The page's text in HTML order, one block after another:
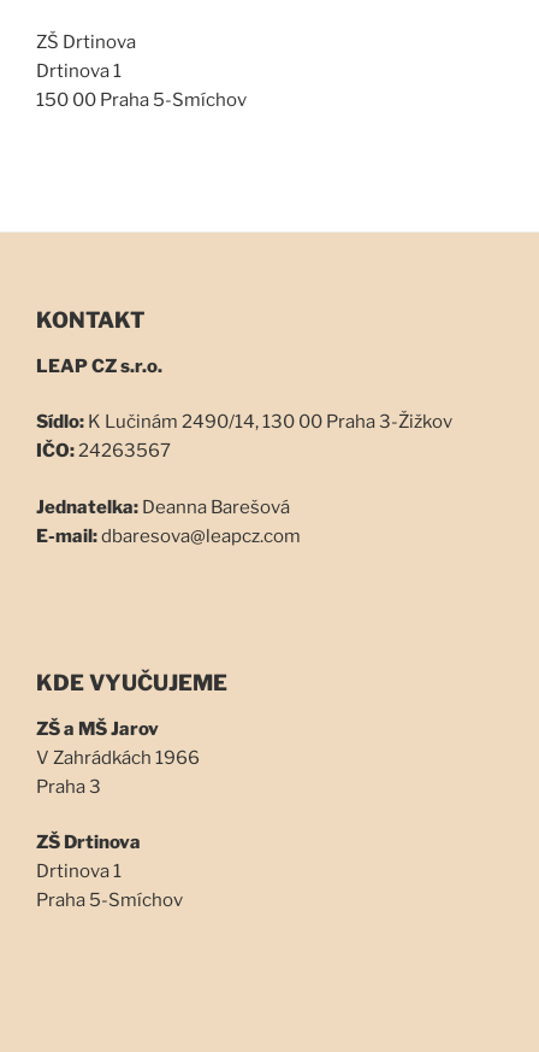
ZŠ Drtinova
Drtinova 1
150 00 Praha 5-Smíchov
KONTAKT
LEAP CZ s.r.o.
Sídlo: K Lučinám 2490/14, 130 00 Praha 3-Žižkov
IČO:24263567
Jednatelka: Deanna Barešová
E-mail:dbaresova@leapcz.com
KDE VYUČUJEME
ZŠ a MŠ Jarov
V Zahrádkách 1966
Praha 3
ZŠ Drtinova
Drtinova 1
Praha 5-Smíchov